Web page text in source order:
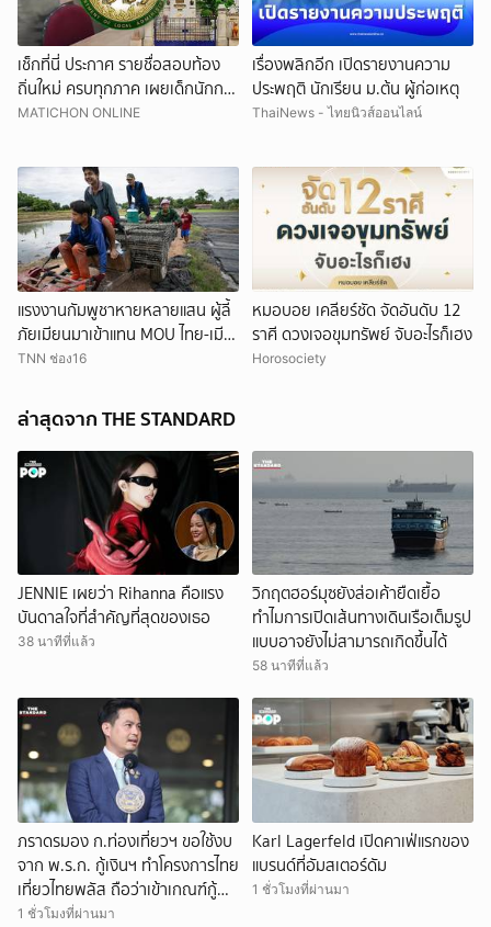
เช็กที่นี่ ประกาศ รายชื่อสอบท้อง
ถิ่นใหม่ ครบทุกภาค เผยเด็กนักการ
เมืองดังหลุดอื้อ
MATICHON ONLINE
เรื่องพลิกอีก เปิดรายงานความ
ประพฤติ นักเรียน ม.ต้น ผู้ก่อเหตุ
ThaiNews - ไทยนิวส์ออนไลน์
แรงงานกัมพูชาหายหลายแสน ผู้ลี้
ภัยเมียนมาเข้าแทน MOU ไทย-เมีย
นมาจะเปิดทางแค่ไหน
TNN ช่อง16
หมอบอย เคลียร์ชัด จัดอันดับ 12
ราศี ดวงเจอขุมทรัพย์ จับอะไรก็เฮง
Horosociety
ล่าสุดจาก THE STANDARD
JENNIE เผยว่า Rihanna คือแรง
บันดาลใจที่สำคัญที่สุดของเธอ
38 นาทีที่แล้ว
วิกฤตฮอร์มุซยังส่อเค้ายืดเยื้อ
ทำไมการเปิดเส้นทางเดินเรือเต็มรูป
แบบอาจยังไม่สามารถเกิดขึ้นได้
58 นาทีที่แล้ว
ภราดรมอง ก.ท่องเที่ยวฯ ขอใช้งบ
จาก พ.ร.ก. กู้เงินฯ ทำโครงการไทย
เที่ยวไทยพลัส ถือว่าเข้าเกณฑ์กู้
เงินฉุกเฉิน
1 ชั่วโมงที่ผ่านมา
Karl Lagerfeld เปิดคาเฟ่แรกของ
แบรนด์ที่อัมสเตอร์ดัม
1 ชั่วโมงที่ผ่านมา